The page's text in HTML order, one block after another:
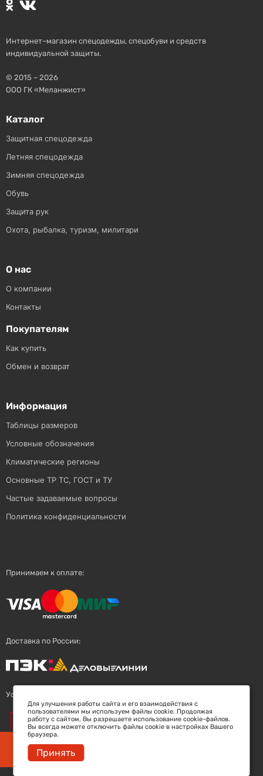
Заберите скидку 5%
Интернет–магазин спецодежды, спецобуви и средств
индивидуальной защиты.
© 2015 – 2026
ООО ГК «Меланжист»
Каталог
Защитная спецодежда
Летняя спецодежда
Зимняя спецодежда
Обувь
Защита рук
Охота, рыбалка, туризм, милитари
О нас
О компании
Контакты
Покупателям
Как купить
Обмен и возврат
Информация
Таблицы размеров
Условные обозначения
Климатические регионы
Основные ТР ТС, ГОСТ и ТУ
Частые задаваемые вопросы
Политика конфиденциальности
Принимаем к оплате:
Доставка по России:
Успешный поставщик:
Для улучшения работы сайта и его взаимодействия с
пользователями мы используем файлы cookie. Продолжая
работу с сайтом, Вы разрешаете использование cookie-файлов.
Вы всегда можете отключить файлы cookie в настройках Вашего
браузера.
Принять